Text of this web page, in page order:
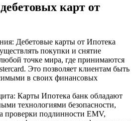
карт от
Дебетовые карты от Ипотека
покупки и снятие
точке мира, где принимаются
Это позволяет клиентам быть
в своих финансовых
Карты Ипотека банк обладают
технологиями безопасности,
проверки подлинности EMV,